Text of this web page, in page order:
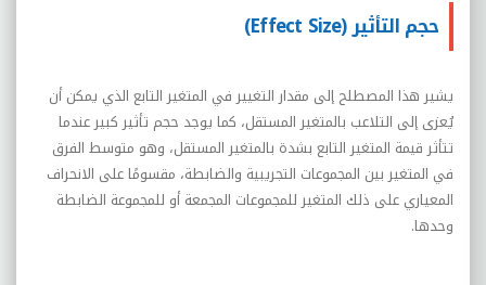
حجم التأثير (Effect Size)
يشير هذا المصطلح إلى مقدار التغيير في المتغير التابع الذي يمكن أن
يُعزى إلى التلاعب بالمتغير المستقل، كما يوجد حجم تأثير كبير عندما
تتأثر قيمة المتغير التابع بشدة بالمتغير المستقل، وهو متوسط الفرق
في المتغير بين المجموعات التجريبية والضابطة، مقسومًا على الانحراف
المعياري على ذلك المتغير للمجموعات المجمعة أو للمجموعة الضابطة
وحدها.